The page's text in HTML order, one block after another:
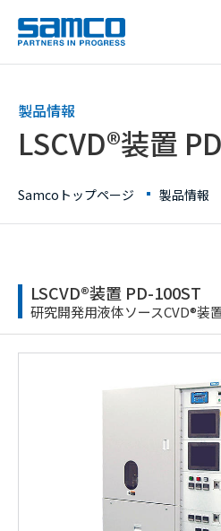
samco PARTNERS IN PROGRESS
製品情報
LSCVD®装置
Samcoトップページ 製品情報
LSCVD®装置 PD-100ST
研究開発用液体ソースCVD®装